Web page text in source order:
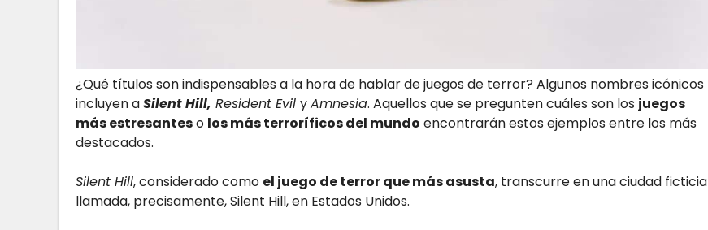
¿Qué títulos son indispensables a la hora de hablar de juegos de terror? Algunos nombres icónicos
incluyen aSilent Hill, Resident Evil yAmnesia. Aquellos que se pregunten cuáles son los juegos
más estresanteso los más terroríficos del mundo encontrarán estos ejemplos entre los más
destacados.
Silent Hill, considerado como el juego de terror que más asusta, transcurre en una ciudad ficticia
llamada, precisamente, Silent Hill, en Estados Unidos.